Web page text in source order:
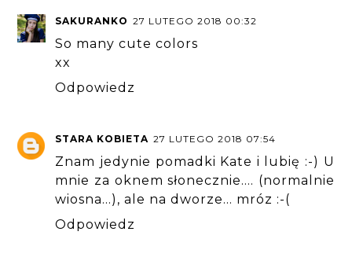
SAKURANKO 27 LUTEGO 2018 00:32
So many cute colors
xx
Odpowiedz
STARA KOBIETA 27 LUTEGO 2018 07:54
Znam jedynie pomadki Kate i lubię :-) U
mnie za oknem słonecznie.... (normalnie
wiosna...), ale na dworze... mróz :-(
Odpowiedz